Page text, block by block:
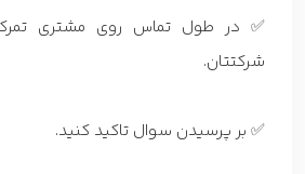
✅ در طول تماس روی مشتری
شرکتتان.
✅ بر پرسیدن سوال تاکید کنید.